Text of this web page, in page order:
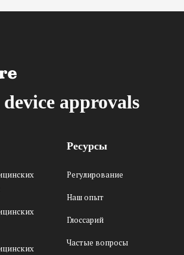
approvals
Ресурсы
Регулирование
Наш опыт
Глоссарий
Частые вопросы